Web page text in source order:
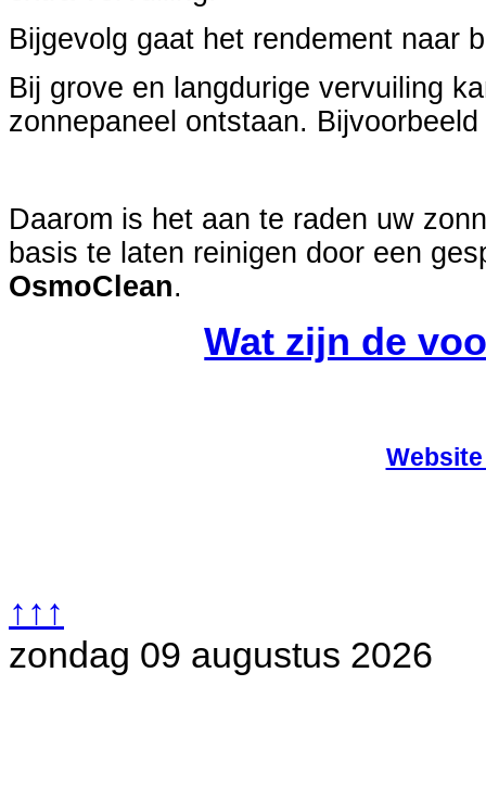
Bijgevolg gaat het rendement naar
Bij grove en langdurige vervuiling
zonnepaneel ontstaan.
Daarom is het aan te raden uw
basis te laten reinigen door een
OsmoClean.
Wat zijn de
↑↑↑
zondag 09 augustus 2026